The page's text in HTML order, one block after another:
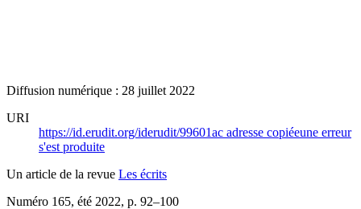
Diffusion numérique : 28 juillet 2022
URI
https://id.erudit.org/iderudit/99601ac adresse copiéeune erreur
s'est produite
Un article de la revue Les écrits
Numéro 165, été 2022, p. 92–100